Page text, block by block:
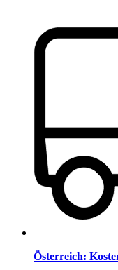
Österreich: